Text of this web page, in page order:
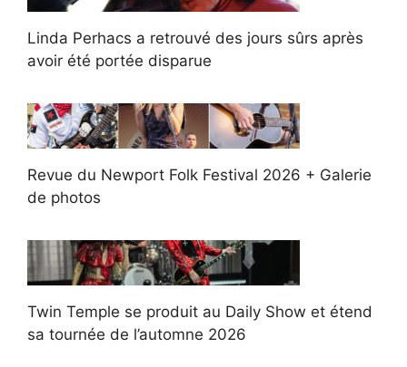
Linda Perhacs a retrouvé des jours sûrs après
avoir été portée disparue
Revue du Newport Folk Festival 2026 + Galerie
de photos
Twin Temple se produit au Daily Show et étend
sa tournée de l’automne 2026